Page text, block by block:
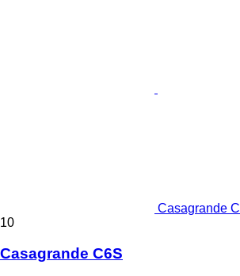
Casagrande
10
Casagrande C6S